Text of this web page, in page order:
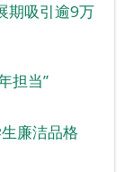
期吸引逾9万
担当”
廉洁品格